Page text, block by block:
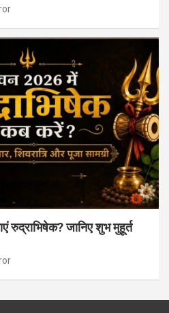
रुद्राभिषेक? जानिए शुभ मुहूर्त